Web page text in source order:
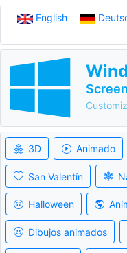
English
3D Animado
San Valentín
Halloween
Dibujos animados